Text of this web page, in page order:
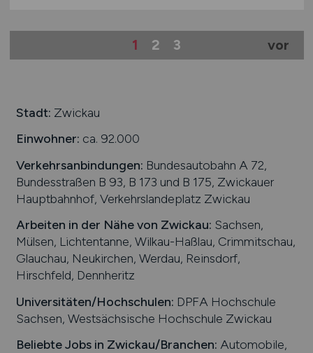
1 2 3 vor
Stadt: Zwickau
Einwohner: ca. 92.000
Verkehrsanbindungen: Bundesautobahn A 72,
Bundesstraßen B 93, B 173 und B 175, Zwickauer
Hauptbahnhof, Verkehrslandeplatz Zwickau
Arbeiten in der Nähe von Zwickau: Sachsen,
Mülsen, Lichtentanne, Wilkau-Haßlau, Crimmitschau,
Glauchau, Neukirchen, Werdau, Reinsdorf,
Hirschfeld, Dennheritz
Universitäten/Hochschulen: DPFA Hochschule
Sachsen, Westsächsische Hochschule Zwickau
Beliebte Jobs in Zwickau/Branchen: Automobile,